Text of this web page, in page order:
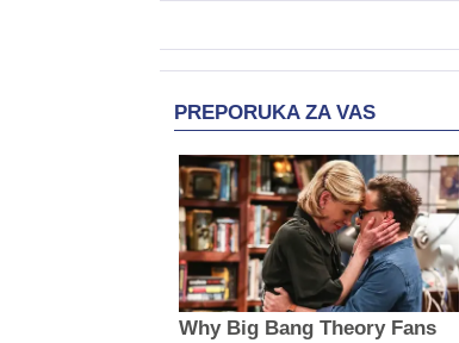
PREPORUKA ZA VAS
Why Big Bang Theory Fans